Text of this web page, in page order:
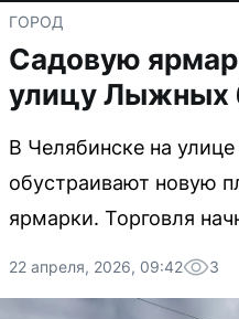
ГОРОД
Садовую
улицу Лыжных
В Челябинске на
обустраивают новую
ярмарки. Торговля
22 апреля, 2026, 09:42 3